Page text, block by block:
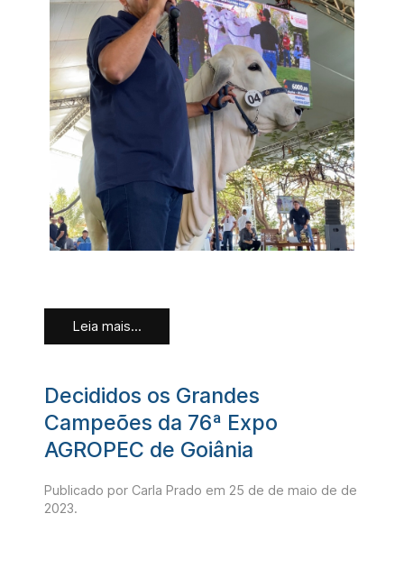
Leia mais...
Decididos os Grandes
Campeões da 76ª Expo
AGROPEC de Goiânia
Publicado por Carla Prado em 25 de de maio de de
2023.